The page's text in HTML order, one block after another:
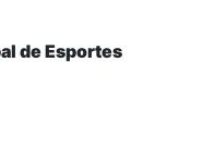
de Esportes